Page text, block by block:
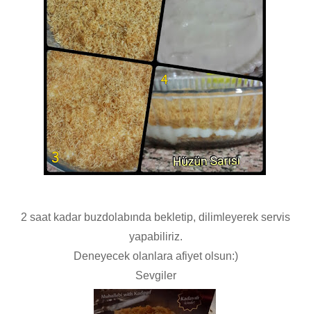
2 saat kadar buzdolabında bekletip, dilimleyerek servis
yapabiliriz.
Deneyecek olanlara afiyet olsun:)
Sevgiler